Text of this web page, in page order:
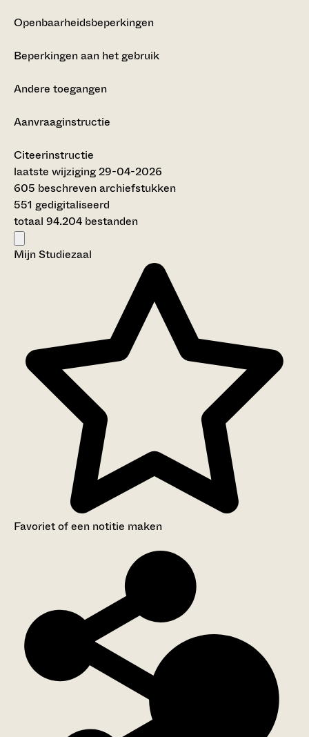
Openbaarheidsbeperkingen
Beperkingen aan het gebruik
Andere toegangen
Aanvraaginstructie
Citeerinstructie
laatste wijziging 29-04-2026
605 beschreven archiefstukken
551 gedigitaliseerd
totaal 94.204 bestanden
Mijn Studiezaal
Favoriet of een notitie maken